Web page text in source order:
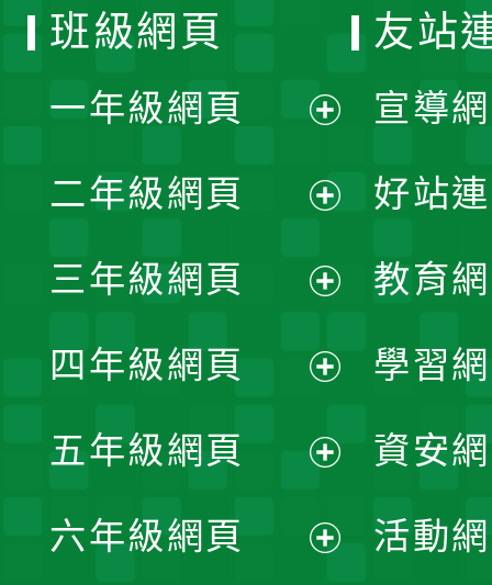
班級網頁
一年級網頁
開
選
單
二年級網頁
開
選
單
三年級網頁
開
選
單
四年級網頁
開
選
五年級網頁
開
六年級網頁
友站
宣導
好站
教育
學習
資安
活動